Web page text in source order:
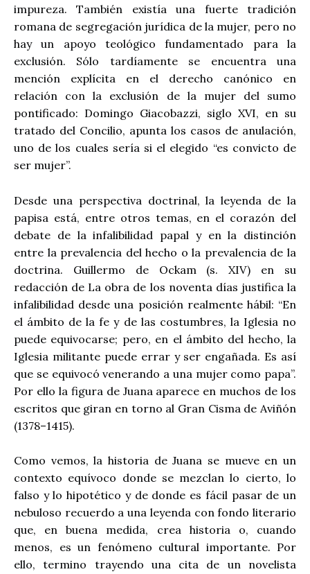
impureza. También existía una fuerte tradición
romana de segregación jurídica de la mujer, pero no
hay un apoyo teológico fundamentado para la
exclusión. Sólo tardíamente se encuentra una
mención explícita en el derecho canónico en
relación con la exclusión de la mujer del sumo
pontificado: Domingo Giacobazzi, siglo XVI, en su
tratado del Concilio, apunta los casos de anulación,
uno de los cuales sería si el elegido “es convicto de
ser mujer”.
Desde una perspectiva doctrinal, la leyenda de la
papisa está, entre otros temas, en el corazón del
debate de la infalibilidad papal y en la distinción
entre la prevalencia del hecho o la prevalencia de la
doctrina. Guillermo de Ockam (s. XIV) en su
redacción de La obra de los noventa días justifica la
infalibilidad desde una posición realmente hábil: “En
el ámbito de la fe y de las costumbres, la Iglesia no
puede equivocarse; pero, en el ámbito del hecho, la
Iglesia militante puede errar y ser engañada. Es así
que se equivocó venerando a una mujer como papa”.
Por ello la figura de Juana aparece en muchos de los
escritos que giran en torno al Gran Cisma de Aviñón
(1378–1415).
Como vemos, la historia de Juana se mueve en un
contexto equívoco donde se mezclan lo cierto, lo
falso y lo hipotético y de donde es fácil pasar de un
nebuloso recuerdo a una leyenda con fondo literario
que, en buena medida, crea historia o, cuando
menos, es un fenómeno cultural importante. Por
ello, termino trayendo una cita de un novelista